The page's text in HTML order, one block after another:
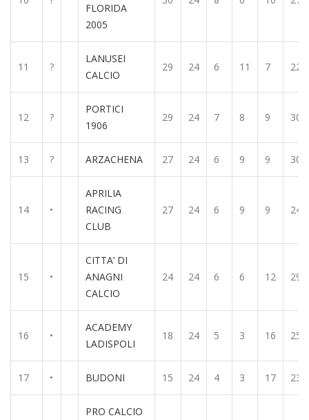
FLORIDA
2005
11 ?
LANUSEI
CALCIO
29 24 6 11 7 22
12 ?
PORTICI
1906
29 24 7 8 9 30
13 ? ARZACHENA 27 24 6 9 9 30
14 •
APRILIA
RACING
CLUB
27 24 6 9 9 24
15 •
CITTA’ DI
ANAGNI
CALCIO
24 24 6 6 12 29
16 •
ACADEMY
LADISPOLI
18 24 5 3 16 25
17 • BUDONI 15 24 4 3 17 23
PRO CALCIO